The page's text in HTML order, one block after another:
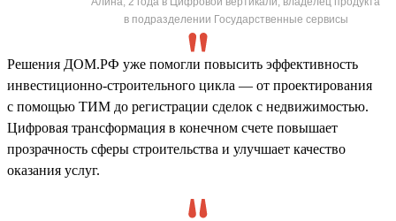
в подразделении Государственные сервисы
Решения ДОМ.РФ уже помогли повысить эффективность
инвестиционно-строительного цикла — от проектирования
с помощью ТИМ до регистрации сделок с недвижимостью.
Цифровая трансформация в конечном счете повышает
прозрачность сферы строительства и улучшает качество
оказания услуг.